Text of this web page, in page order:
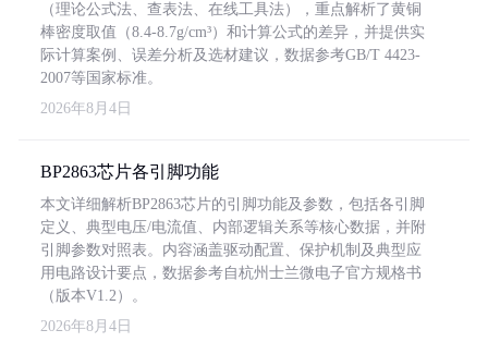
（理论公式法、查表法、在线工具法），重点解析了黄铜
棒密度取值（8.4-8.7g/cm³）和计算公式的差异，并提供实
际计算案例、误差分析及选材建议，数据参考GB/T 4423-
2007等国家标准。
2026年8月4日
BP2863芯片各引脚功能
本文详细解析BP2863芯片的引脚功能及参数，包括各引脚
定义、典型电压/电流值、内部逻辑关系等核心数据，并附
引脚参数对照表。内容涵盖驱动配置、保护机制及典型应
用电路设计要点，数据参考自杭州士兰微电子官方规格书
（版本V1.2）。
2026年8月4日